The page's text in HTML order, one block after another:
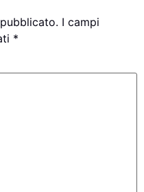
I campi
*